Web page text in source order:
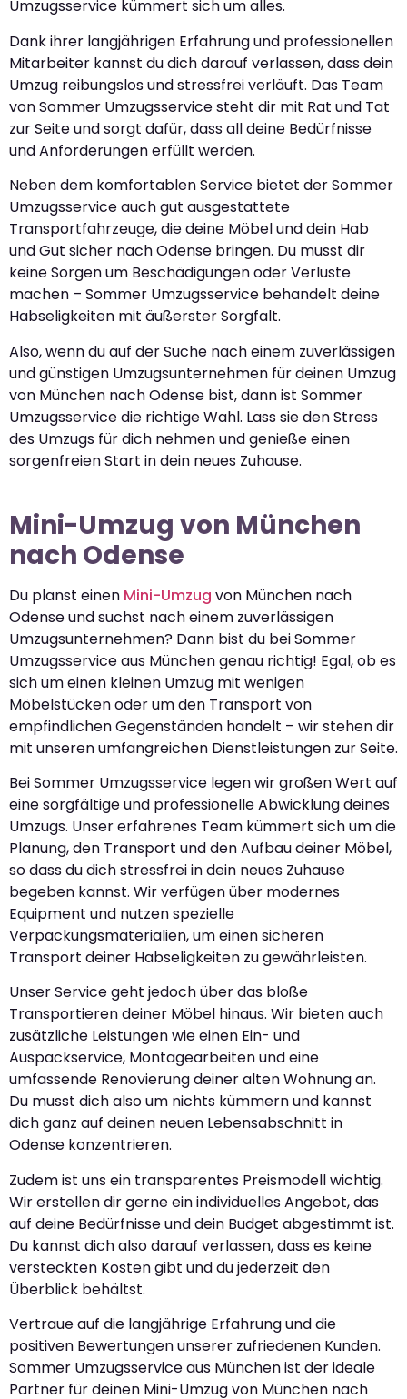
Umzugsservice kümmert sich um alles.
Dank ihrer langjährigen Erfahrung und professionellen
Mitarbeiter kannst du dich darauf verlassen, dass dein
Umzug reibungslos und stressfrei verläuft. Das Team
von Sommer Umzugsservice steht dir mit Rat und Tat
zur Seite und sorgt dafür, dass all deine Bedürfnisse
und Anforderungen erfüllt werden.
Neben dem komfortablen Service bietet der Sommer
Umzugsservice auch gut ausgestattete
Transportfahrzeuge, die deine Möbel und dein Hab
und Gut sicher nach Odense bringen. Du musst dir
keine Sorgen um Beschädigungen oder Verluste
machen – Sommer Umzugsservice behandelt deine
Habseligkeiten mit äußerster Sorgfalt.
Also, wenn du auf der Suche nach einem zuverlässigen
und günstigen Umzugsunternehmen für deinen Umzug
von München nach Odense bist, dann ist Sommer
Umzugsservice die richtige Wahl. Lass sie den Stress
des Umzugs für dich nehmen und genieße einen
sorgenfreien Start in dein neues Zuhause.
Mini-Umzug von München
nach Odense
Du planst einen Mini-Umzug von München nach
Odense und suchst nach einem zuverlässigen
Umzugsunternehmen? Dann bist du bei Sommer
Umzugsservice aus München genau richtig! Egal, ob es
sich um einen kleinen Umzug mit wenigen
Möbelstücken oder um den Transport von
empfindlichen Gegenständen handelt – wir stehen dir
mit unseren umfangreichen Dienstleistungen zur Seite.
Bei Sommer Umzugsservice legen wir großen Wert auf
eine sorgfältige und professionelle Abwicklung deines
Umzugs. Unser erfahrenes Team kümmert sich um die
Planung, den Transport und den Aufbau deiner Möbel,
so dass du dich stressfrei in dein neues Zuhause
begeben kannst. Wir verfügen über modernes
Equipment und nutzen spezielle
Verpackungsmaterialien, um einen sicheren
Transport deiner Habseligkeiten zu gewährleisten.
Unser Service geht jedoch über das bloße
Transportieren deiner Möbel hinaus. Wir bieten auch
zusätzliche Leistungen wie einen Ein- und
Auspackservice, Montagearbeiten und eine
umfassende Renovierung deiner alten Wohnung an.
Du musst dich also um nichts kümmern und kannst
dich ganz auf deinen neuen Lebensabschnitt in
Odense konzentrieren.
Zudem ist uns ein transparentes Preismodell wichtig.
Wir erstellen dir gerne ein individuelles Angebot, das
auf deine Bedürfnisse und dein Budget abgestimmt ist.
Du kannst dich also darauf verlassen, dass es keine
versteckten Kosten gibt und du jederzeit den
Überblick behältst.
Vertraue auf die langjährige Erfahrung und die
positiven Bewertungen unserer zufriedenen Kunden.
Sommer Umzugsservice aus München ist der ideale
Partner für deinen Mini-Umzug von München nach